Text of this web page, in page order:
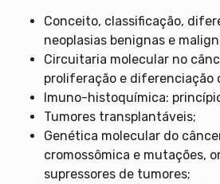
Conceito, classificação,
neoplasias benignas e
Circuitaria molecular no
proliferação e diferenciação
Imuno-histoquímica:
Tumores transplantáveis;
Genética molecular do
cromossômica e mutações,
supressores de tumores;